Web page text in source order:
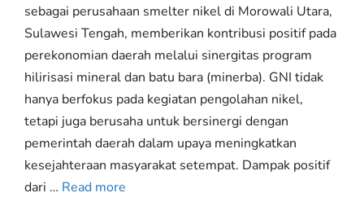
sebagai perusahaan smelter nikel di Morowali Utara,
Sulawesi Tengah, memberikan kontribusi positif pada
perekonomian daerah melalui sinergitas program
hilirisasi mineral dan batu bara (minerba). GNI tidak
hanya berfokus pada kegiatan pengolahan nikel,
tetapi juga berusaha untuk bersinergi dengan
pemerintah daerah dalam upaya meningkatkan
kesejahteraan masyarakat setempat. Dampak positif
dari … Read more